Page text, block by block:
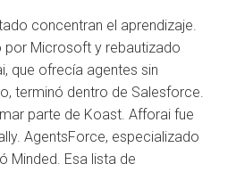
concentran el aprendizaje.
por Microsoft y rebautizado
que ofrecía agentes sin
terminó dentro de Salesforce.
parte de Koast. Afforai fue
AgentsForce, especializado
Minded. Esa lista de